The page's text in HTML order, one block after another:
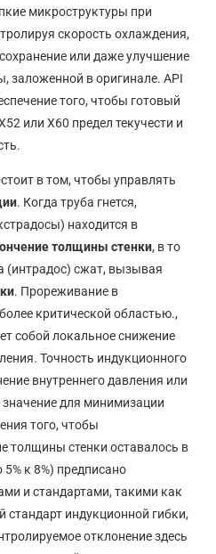
микроструктуры при
скорость охлаждения,
или даже улучшение
заложенной в оригинале. API
того, чтобы готовый
или Х60 предел текучести и
в том, чтобы управлять
. Когда труба гнется,
) находится в
толщины стенки, в то
(интрадос) сжат, вызывая
. Прореживание в
критической областью.,
собой локальное снижение
Точность индукционного
внутреннего давления или
для минимизации
того, чтобы
толщины стенки оставалось в
5% к 8%) предписано
и стандартами, такими как
стандарт индукционной гибки,
отклонение здесь